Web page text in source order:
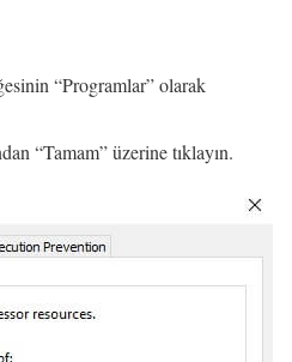
“Programlar” olarak
“Tamam” üzerine tıklayın.